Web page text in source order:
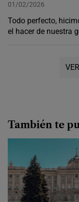
01/02/2026
Todo perfecto,
el hacer de nuestra
También te